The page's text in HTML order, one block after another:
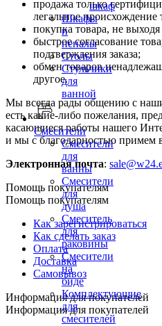
шкаф
Шкафы
и
пеналы
Столы
Стульчики
для
ванной
Смесители
Смесители
для
ванны
Смесители
для
душа
Смеситель
для
раковины
Смесители
на
биде
Комплектующие
для
смесителей
продажа только
легальное происхождение
покупка товара, не
быстрое согласование
подтверждения заказа;
обмен товаров
другое.
Мы всегда рады общению с
есть какие-либо пожелания,
касающиеся работы нашего
и мы с благодарностью примем
Электронная почта:
Помощь покупателям
Помощь покупателям
Как зарегистрироваться
Как сделать заказ
Оплата
Доставка
Самовывоз
Информация для покупателей
Информация для покупателей